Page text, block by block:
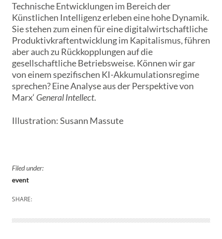
Technische Entwicklungen im Bereich der
Künstlichen Intelligenz erleben eine hohe Dynamik.
Sie stehen zum einen für eine digitalwirtschaftliche
Produktivkraftentwicklung im Kapitalismus, führen
aber auch zu Rückkopplungen auf die
gesellschaftliche Betriebsweise. Können wir gar
von einem spezifischen KI-Akkumulationsregime
sprechen? Eine Analyse aus der Perspektive von
Marx‘ General Intellect.
Illustration: Susann Massute
Filed under:
event
SHARE: